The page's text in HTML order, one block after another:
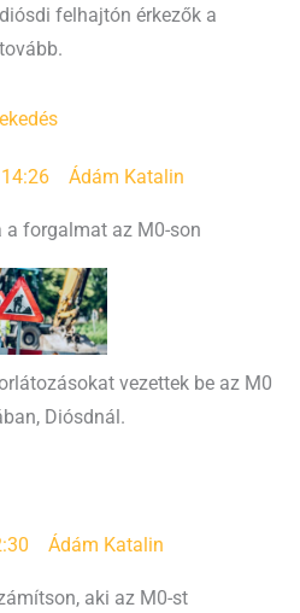
felhajtón érkezők a
Ádám Katalin
forgalmat az M0-son
vezettek be az M0
Diósdnál.
Ádám Katalin
aki az M0-st